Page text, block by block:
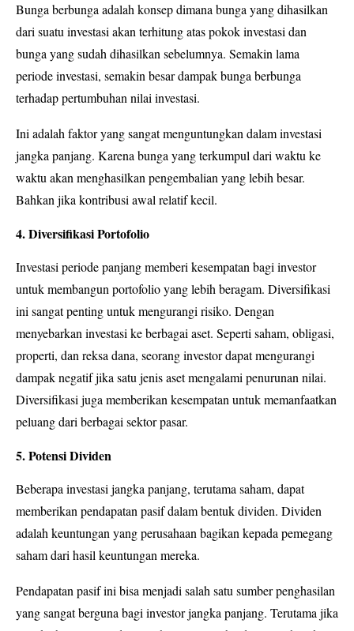
Bunga berbunga adalah konsep dimana bunga yang dihasilkan
dari suatu investasi akan terhitung atas pokok investasi dan
bunga yang sudah dihasilkan sebelumnya. Semakin lama
periode investasi, semakin besar dampak bunga berbunga
terhadap pertumbuhan nilai investasi.
Ini adalah faktor yang sangat menguntungkan dalam investasi
jangka panjang. Karena bunga yang terkumpul dari waktu ke
waktu akan menghasilkan pengembalian yang lebih besar.
Bahkan jika kontribusi awal relatif kecil.
4. Diversifikasi Portofolio
Investasi periode panjang memberi kesempatan bagi investor
untuk membangun portofolio yang lebih beragam. Diversifikasi
ini sangat penting untuk mengurangi risiko. Dengan
menyebarkan investasi ke berbagai aset. Seperti saham, obligasi,
properti, dan reksa dana, seorang investor dapat mengurangi
dampak negatif jika satu jenis aset mengalami penurunan nilai.
Diversifikasi juga memberikan kesempatan untuk memanfaatkan
peluang dari berbagai sektor pasar.
5. Potensi Dividen
Beberapa investasi jangka panjang, terutama saham, dapat
memberikan pendapatan pasif dalam bentuk dividen. Dividen
adalah keuntungan yang perusahaan bagikan kepada pemegang
saham dari hasil keuntungan mereka.
Pendapatan pasifini bisa menjadi salah satu sumber penghasilan
yang sangat berguna bagi investor jangka panjang. Terutama jika